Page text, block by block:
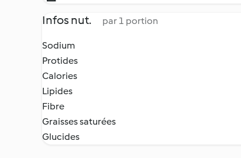
Infos nut. par 1 portion
Sodium
Protides
Calories
Lipides
Fibre
Graisses saturées
Glucides